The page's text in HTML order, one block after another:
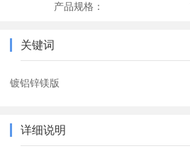
产品规格：
关键词
镀铝锌镁版
详细说明